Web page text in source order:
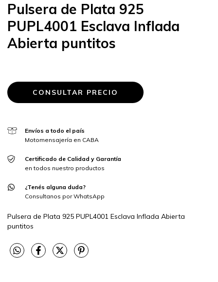
Pulsera de Plata 925
PUPL4001 Esclava Inflada
Abierta puntitos
Envíos a todo el país
Motomensajería en CABA
Certificado de Calidad y Garantía
en todos nuestro productos
¿Tenés alguna duda?
Consultanos por WhatsApp
Pulsera de Plata 925 PUPL4001 Esclava Inflada Abierta
puntitos